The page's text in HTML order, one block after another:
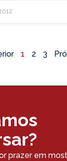
1 2 3
prazer em